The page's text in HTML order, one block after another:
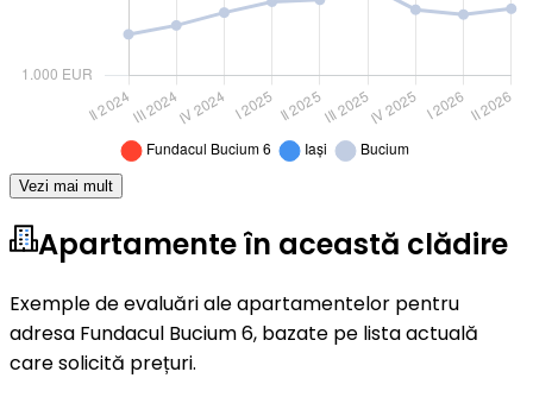
Vezi mai mult
Apartamente în această clădire
Exemple de evaluări ale apartamentelor pentru
adresa Fundacul Bucium 6, bazate pe lista actuală
care solicită prețuri.